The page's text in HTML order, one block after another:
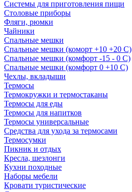
Системы для приготовления пищи
Столовые приборы
Фляги, рюмки
Чайники
Спальные мешки
Спальные мешки (коморт +10 +20 С)
Спальные мешки (комфорт -15 - 0 С)
Спальные мешки (комфорт 0 +10 С)
Чехлы, вкладыши
Термосы
Термокружки и термостаканы
Термосы для еды
Термосы для напитков
Термосы универсальные
Средства для ухода за термосами
Термосумки
Пикник и отдых
Кресла, шезлонги
Кухни походные
Наборы мебели
Кровати туристические